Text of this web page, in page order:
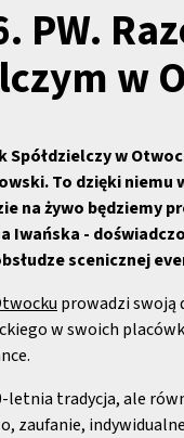
PW.
w
Spółdzielczy w
To dzięki
na żywo będziemy
Iwańska -
scenicznej
prowadzi swoją
w swoich
letnia tradycja, ale
zaufanie,